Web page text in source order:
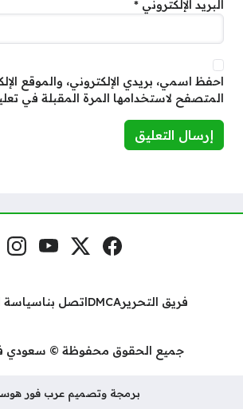
البريد الإلكتروني *
احفظ اسمي، بريدي الإلكتروني، والموقع
المتصفح لاستخدامها المرة المقبلة في
مواقع فيسبوكمنصة إكس
يوتيوب
فريق التحريرDMCAاتصل بناسياسة
جميع الحقوق محفوظة © سعودي فايف
برمجة وتصميم عرب فور